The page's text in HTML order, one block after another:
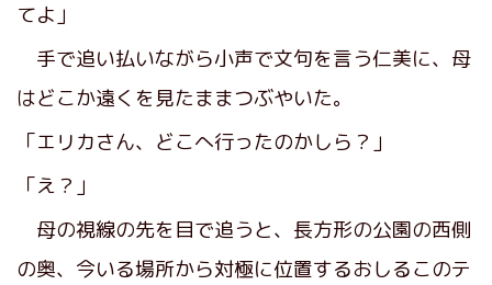
てよ」
手で追い払いながら小声で文句を言う仁美に、母
はどこか遠くを見たままつぶやいた。
「エリカさん、どこへ行ったのかしら？」
「え？」
母の視線の先を目で追うと、長方形の公園の西側
の奥、今いる場所から対極に位置するおしるこのテ